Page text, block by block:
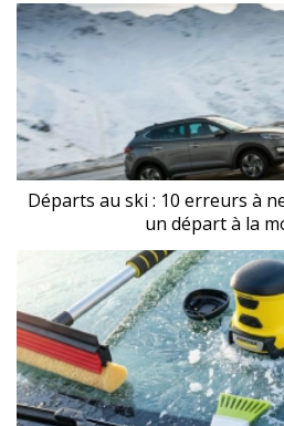
Départs au ski : 10 erreurs à
un départ à la